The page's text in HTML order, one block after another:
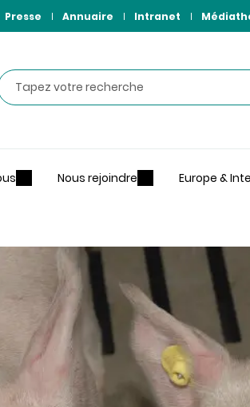
Presse Annuaire Intranet
Nous rejoindre Europe &